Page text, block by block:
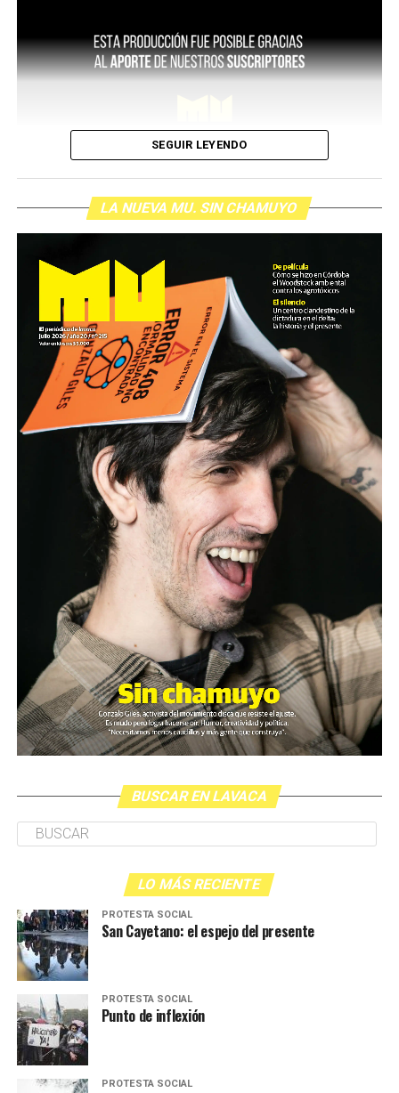
SEGUIR LEYENDO
LA NUEVA MU. SIN CHAMUYO
BUSCAR EN LAVACA
LO MÁS RECIENTE
PROTESTA SOCIAL
San Cayetano: el espejo del presente
PROTESTA SOCIAL
Punto de inflexión
PROTESTA SOCIAL